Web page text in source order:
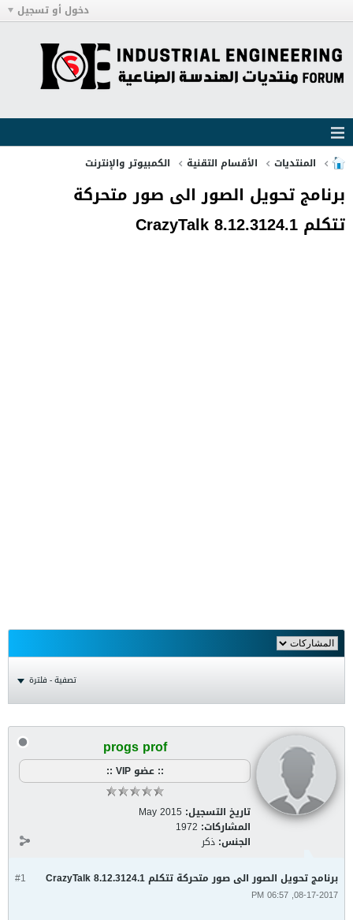
دخول أو تسجيل
المنتديات الأقسام التقنية الكمبيوتر والإنترنت
برنامج تحويل الصور الى صور متحركة
تتكلم CrazyTalk 8.12.3124.1
تصفية - فلترة
progs prof
:: عضو VIP ::
تاريخ التسجيل: May 2015
المشاركات: 1972
الجنس: ذكر
#1 برنامج تحويل الصور الى صور متحركة تتكلم CrazyTalk 8.12.3124.1
08-17-2017, 06:57 PM